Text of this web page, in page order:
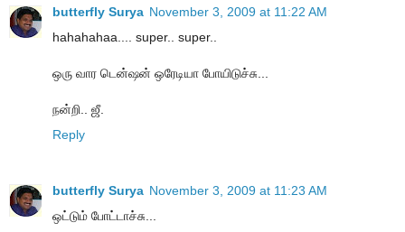
butterfly Surya November 3, 2009 at 11:22 AM
hahahahaa.... super.. super..
ஒரு வார டென்ஷன் ஒரேடியா போயிடுச்சு...
நன்றி.. ஜீ.
Reply
butterfly Surya November 3, 2009 at 11:23 AM
ஒட்டும் போட்டாச்சு...